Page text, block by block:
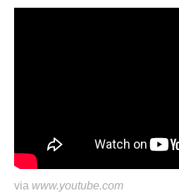
via www.youtube.com